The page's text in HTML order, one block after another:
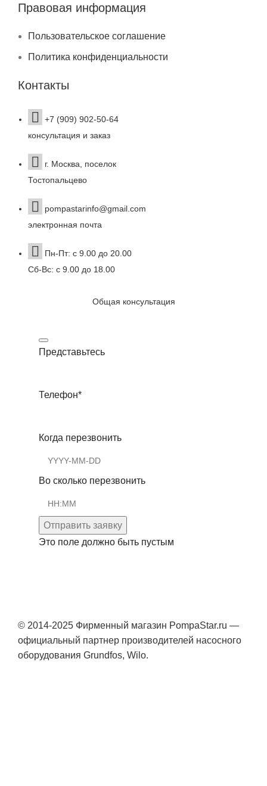
Правовая информация
Пользовательское соглашение
Политика конфиденциальности
Контакты
+7 (909) 902-50-64
консультация и заказ
г. Москва, поселок
Тостопальцево
pompastarinfo@gmail.com
электронная почта
Пн-Пт: с 9.00 до 20.00
Сб-Вс: с 9.00 до 18.00
Общая консультация
Представьтесь
Телефон*
Когда перезвонить
Во сколько перезвонить
Отправить заявку
Это поле должно быть пустым
© 2014-2025 Фирменный магазин PompaStar.ru —
официальный партнер производителей насосного
оборудования Grundfos, Wilo.